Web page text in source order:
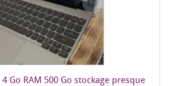
Go RAM 500 Go stockage presque